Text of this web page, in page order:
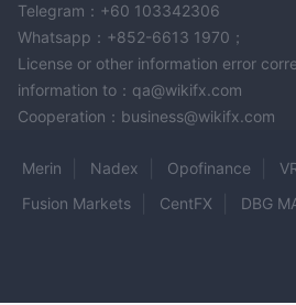
Telegram：+60 103342306
Whatsapp：+852-6613 1970；
License or other information error
information to：qa@wikifx.com
Cooperation：business@wikifx.com
Merin Nadex Opofinance
Fusion Markets
CentFX DBG